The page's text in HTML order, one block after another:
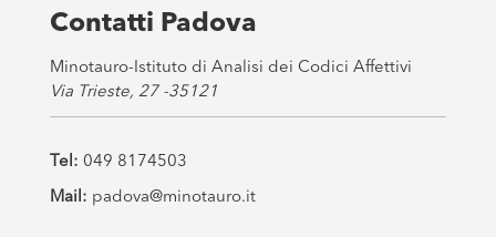
Contatti Padova
Minotauro-Istituto di Analisi dei Codici Affettivi
Via Trieste, 27 -35121
Tel: 049 8174503
Mail: padova@minotauro.it